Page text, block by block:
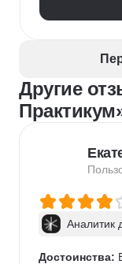
Другие
Аналитик
Достоинства: